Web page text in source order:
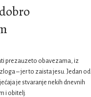
prezauzeto obavezama, iz
– jer to zaista jesu. Jedan od
je stvaranje nekih dnevnih
i obitelj.